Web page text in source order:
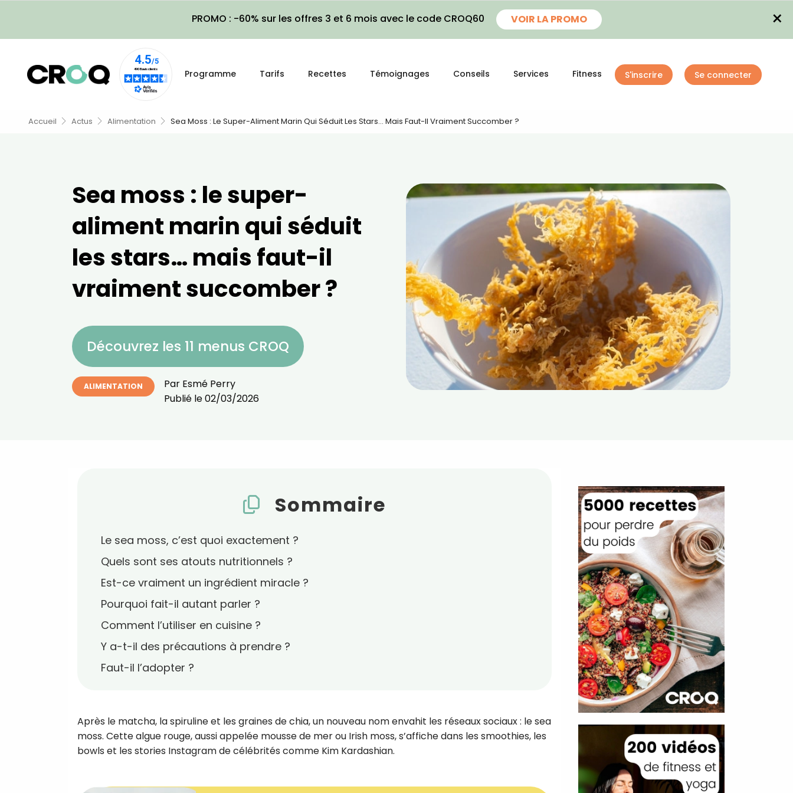
PROMO : -60% sur les offres 3 et 6 mois avec le code CROQ60 VOIR LA PROMO ×
Programme Tarifs Recettes Témoignages Conseils Services Fitness S'inscrire Se connecter
Accueil Actus Alimentation Sea Moss : Le Super-Aliment Marin Qui Séduit Les Stars… Mais Faut-Il Vraiment Succomber ?
Sea moss : le super-
aliment marin qui séduit
les stars… mais faut-il
vraiment succomber ?
Découvrez les 11 menus CROQ
ALIMENTATION Par Esmé Perry
Publié le02/03/2026
Sommaire
Le sea moss, c’est quoi exactement ?
Quels sont ses atouts nutritionnels ?
Est-ce vraiment un ingrédient miracle ?
Pourquoi fait-il autant parler ?
Comment l’utiliser en cuisine ?
Y a-t-il des précautions à prendre ?
Faut-il l’adopter ?
Après le matcha, la spiruline et les graines de chia, un nouveau nom envahit les réseaux sociaux : le sea
moss. Cette algue rouge, aussi appelée mousse de mer ou Irish moss, s’affiche dans les smoothies, les
bowls et les stories Instagram de célébrités comme Kim Kardashian.